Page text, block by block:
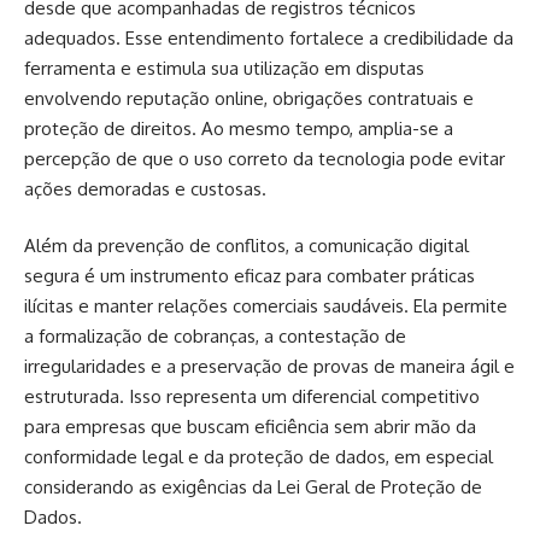
desde que acompanhadas de registros técnicos
adequados. Esse entendimento fortalece a credibilidade da
ferramenta e estimula sua utilização em disputas
envolvendo reputação online, obrigações contratuais e
proteção de direitos. Ao mesmo tempo, amplia-se a
percepção de que o uso correto da tecnologia pode evitar
ações demoradas e custosas.
Além da prevenção de conflitos, a comunicação digital
segura é um instrumento eficaz para combater práticas
ilícitas e manter relações comerciais saudáveis. Ela permite
a formalização de cobranças, a contestação de
irregularidades e a preservação de provas de maneira ágil e
estruturada. Isso representa um diferencial competitivo
para empresas que buscam eficiência sem abrir mão da
conformidade legal e da proteção de dados, em especial
considerando as exigências da Lei Geral de Proteção de
Dados.